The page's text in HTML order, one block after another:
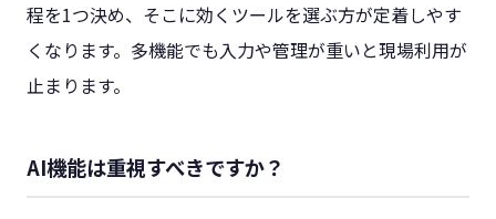
程を1つ決め、そこに効くツールを選ぶ方が定着しやす
くなります。多機能でも入力や管理が重いと現場利用が
止まります。
AI機能は重視すべきですか？